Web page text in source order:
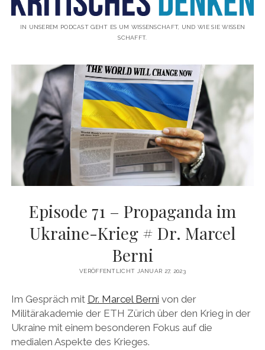
KONTAKT
DAS BUCH ZUM PODCAST
facebook
linkedinyoutube
emailmastodon
patreon
spotify
IN UNSEREM PODCAST GEHT ES UM WISSENSCHAFT, UND WIE SIE WISSEN
SCHAFFT.
Episode 71 – Propaganda im
Ukraine-Krieg # Dr. Marcel
Berni
VERÖFFENTLICHT JANUAR 27, 2023
Im Gespräch mit Dr. Marcel Berni von der
Militärakademie der ETH Zürich über den Krieg in der
Ukraine mit einem besonderen Fokus auf die
medialen Aspekte des Krieges.